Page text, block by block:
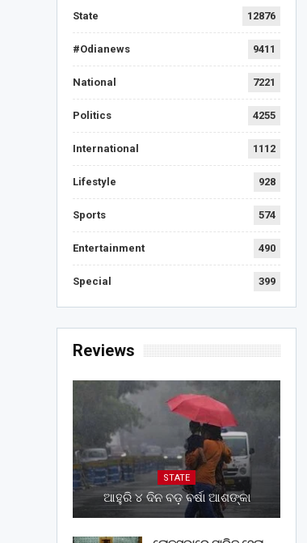
State 12876
#Odianews 9411
National 7221
Politics 4255
International 1112
Lifestyle 928
Sports 574
Entertainment 490
Special 399
Reviews
STATE
ଆହୁରି ୪ ଦିନ ବଡ଼ ବର୍ଷା ଆଶଙ୍କା